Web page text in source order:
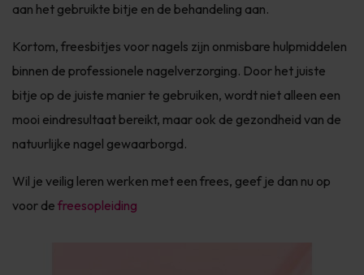
aan het gebruikte bitje en de behandeling aan.
Kortom, freesbitjes voor nagels zijn onmisbare hulpmiddelen
binnen de professionele nagelverzorging. Door het juiste
bitje op de juiste manier te gebruiken, wordt niet alleen een
mooi eindresultaat bereikt, maar ook de gezondheid van de
natuurlijke nagel gewaarborgd.
Wil je veilig leren werken met een frees, geef je dan nu op
voor de freesopleiding